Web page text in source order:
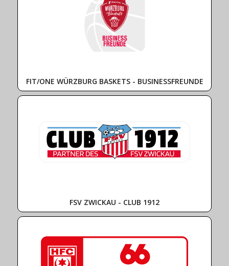
FIT/ONE WÜRZBURG BASKETS - BUSINESSFREUNDE
FSV ZWICKAU - CLUB 1912